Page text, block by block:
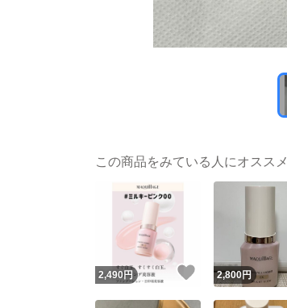
この商品をみている人にオススメ
2,490円 いいね！
2,800円